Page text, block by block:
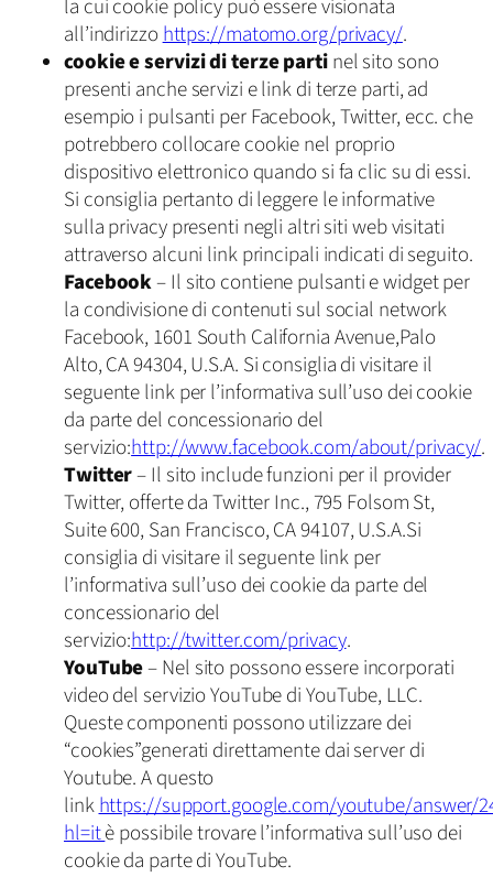
la cui cookie policy può essere visionata
all’indirizzohttps://matomo.org/privacy/.
cookie e servizi di terze partinel sito sono
presenti anche servizi e link di terze parti, ad
esempio i pulsanti per Facebook, Twitter, ecc. che
potrebbero collocare cookie nel proprio
dispositivo elettronico quando si fa clic su di essi.
Si consiglia pertanto di leggere le informative
sulla privacy presenti negli altri siti web visitati
attraverso alcuni link principali indicati di seguito.
Facebook– Il sito contiene pulsanti e widget per
la condivisione di contenuti sul social network
Facebook, 1601 South California Avenue,Palo
Alto, CA 94304, U.S.A. Si consiglia di visitare il
seguente link per l’informativa sull’uso dei cookie
da parte del concessionario del
servizio:http://www.facebook.com/about/privacy/.
Twitter– Il sito include funzioni per il provider
Twitter, offerte da Twitter Inc., 795 Folsom St,
Suite 600, San Francisco, CA 94107, U.S.A.Si
consiglia di visitare il seguente link per
l’informativa sull’uso dei cookie da parte del
concessionario del
servizio:http://twitter.com/privacy.
YouTube– Nel sito possono essere incorporati
video del servizio YouTube di YouTube, LLC.
Queste componenti possono utilizzare dei
“cookies”generati direttamente dai server di
Youtube. A questo
linkhttps://support.google.com/youtube/answer/
hl=itè possibile trovare l’informativa sull’uso dei
cookie da parte di YouTube.